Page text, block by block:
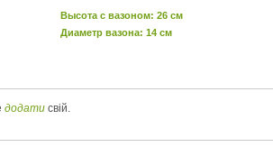
Высота c вазоном: 26 см
Диаметр вазона: 14 см
додати свій.